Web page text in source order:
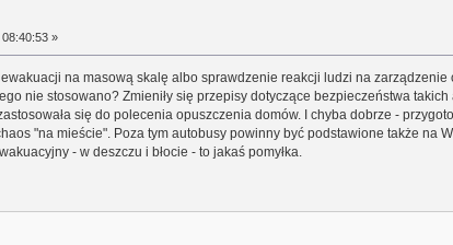
»
na masową skalę albo sprawdzenie reakcji ludzi na
nie stosowano? Zmieniły się przepisy dotyczące bezpieczeństwa takich
się do polecenia opuszczenia domów. I chyba dobrze -
"na mieście". Poza tym autobusy powinny być podstawione także na
- w deszczu i błocie - to jakaś pomyłka.